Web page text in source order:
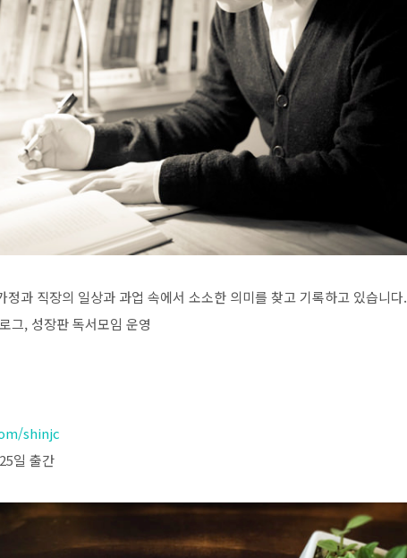
과 직장의 일상과 과업 속에서 소소한 의미를 찾고 기록하고 있습니다.
그, 성장판 독서모임 운영
shinjc
일 출간